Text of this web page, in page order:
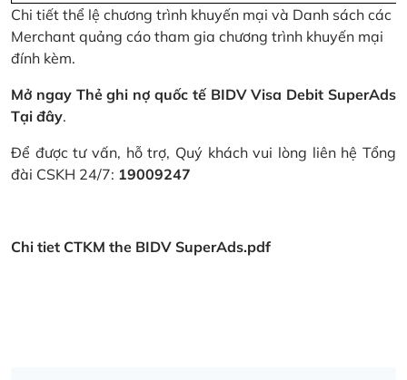
Chi tiết thể lệ chương trình khuyến mại và Danh sách các
Merchant quảng cáo tham gia chương trình khuyến mại
đính kèm.
Mở ngay Thẻ ghi nợ quốc tế BIDV Visa Debit SuperAds
Tại đây.
Để được tư vấn, hỗ trợ, Quý khách vui lòng liên hệ Tổng
đài CSKH 24/7: 19009247
Chi tiet CTKM the BIDV SuperAds.pdf